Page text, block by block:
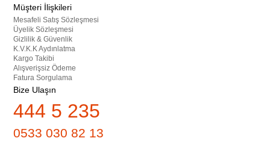
Müşteri İlişkileri
Mesafeli Satış Sözleşmesi
Üyelik Sözleşmesi
Gizlilik & Güvenlik
K.V.K.K Aydınlatma
Kargo Takibi
Alışverişsiz Ödeme
Fatura Sorgulama
Bize Ulaşın
444 5 235
0533 030 82 13